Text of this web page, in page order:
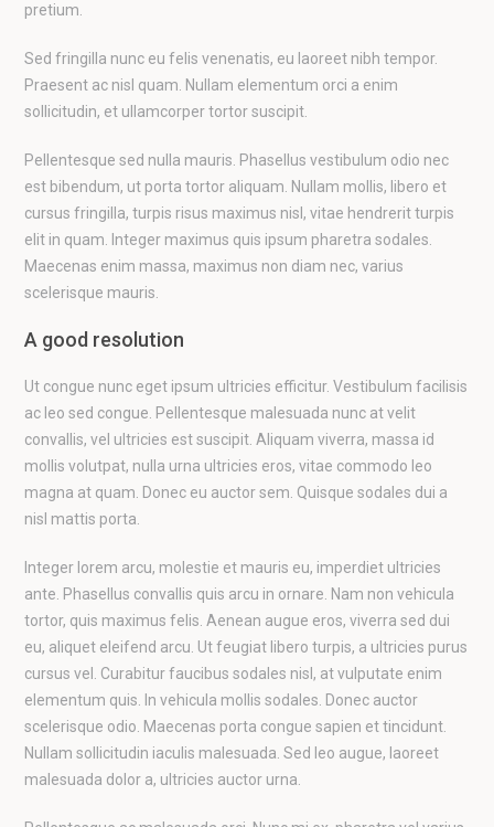
pretium.
Sed fringilla nunc eu felis venenatis, eu laoreet nibh tempor.
Praesent ac nisl quam. Nullam elementum orci a enim
sollicitudin, et ullamcorper tortor suscipit.
Pellentesque sed nulla mauris. Phasellus vestibulum odio nec
est bibendum, ut porta tortor aliquam. Nullam mollis, libero et
cursus fringilla, turpis risus maximus nisl, vitae hendrerit turpis
elit in quam. Integer maximus quis ipsum pharetra sodales.
Maecenas enim massa, maximus non diam nec, varius
scelerisque mauris.
A good resolution
Ut congue nunc eget ipsum ultricies efficitur. Vestibulum facilisis
ac leo sed congue. Pellentesque malesuada nunc at velit
convallis, vel ultricies est suscipit. Aliquam viverra, massa id
mollis volutpat, nulla urna ultricies eros, vitae commodo leo
magna at quam. Donec eu auctor sem. Quisque sodales dui a
nisl mattis porta.
Integer lorem arcu, molestie et mauris eu, imperdiet ultricies
ante. Phasellus convallis quis arcu in ornare. Nam non vehicula
tortor, quis maximus felis. Aenean augue eros, viverra sed dui
eu, aliquet eleifend arcu. Ut feugiat libero turpis, a ultricies purus
cursus vel. Curabitur faucibus sodales nisl, at vulputate enim
elementum quis. In vehicula mollis sodales. Donec auctor
scelerisque odio. Maecenas porta congue sapien et tincidunt.
Nullam sollicitudin iaculis malesuada. Sed leo augue, laoreet
malesuada dolor a, ultricies auctor urna.